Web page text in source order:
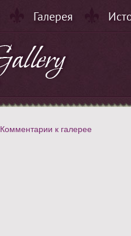
Галерея
Комментарии к галерее